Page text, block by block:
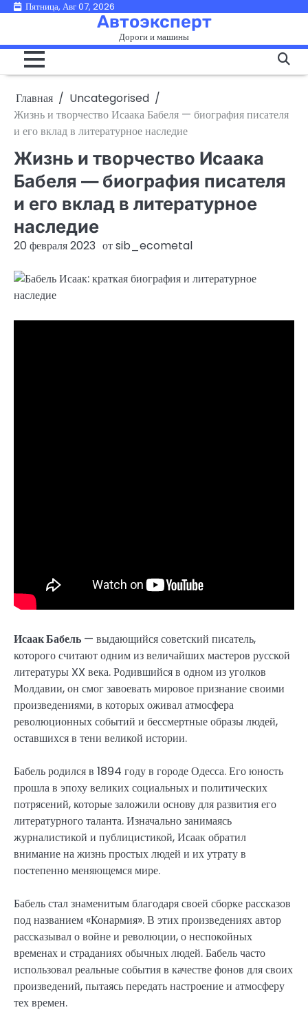
ПерейтиПятница, Авг 07, 2026
Автоэксперт
Дороги и машины
Главная
Uncategorised
Жизнь и творчество Исаака Бабеля — биография писателя
и его вклад в литературное наследие
Жизнь и творчество Исаака
Бабеля — биография писателя
и его вклад в литературное
наследие
20 февраля 2023 отsib_ecometal
Исаак Бабель — выдающийся советский писатель,
которого считают одним из величайших мастеров русской
литературы XX века. Родившийся в одном из уголков
Молдавии, он смог завоевать мировое признание своими
произведениями, в которых оживал атмосфера
революционных событий и бессмертные образы людей,
оставшихся в тени великой истории.
Бабель родился в 1894 году в городе Одесса. Его юность
прошла в эпоху великих социальных и политических
потрясений, которые заложили основу для развития его
литературного таланта. Изначально занимаясь
журналистикой и публицистикой, Исаак обратил
внимание на жизнь простых людей и их утрату в
постепенно меняющемся мире.
Бабель стал знаменитым благодаря своей сборке рассказов
под названием «Конармия». В этих произведениях автор
рассказывал о войне и революции, о неспокойных
временах и страданиях обычных людей. Бабель часто
использовал реальные события в качестве фонов для своих
произведений, пытаясь передать настроение и атмосферу
тех времен.